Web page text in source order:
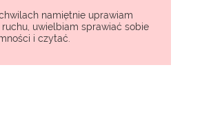
namiętnie uprawiam
uwielbiam sprawiać sobie
i czytać.